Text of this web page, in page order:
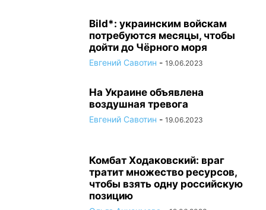
Bild*: украинским войскам
потребуются месяцы, чтобы
дойти до Чёрного моря
Евгений Савотин - 19.06.2023
На Украине объявлена
воздушная тревога
Евгений Савотин - 19.06.2023
Комбат Ходаковский: враг
тратит множество ресурсов,
чтобы взять одну российскую
позицию